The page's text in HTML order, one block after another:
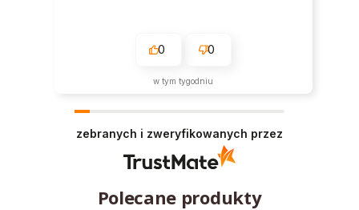
0 0
w tym tygodniu
zebranych i zweryfikowanych przez
Polecane produkty